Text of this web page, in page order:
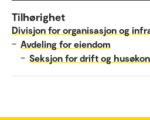
Tilhørighet
Divisjon for organisasjon og
– Avdeling for eiendom
– Seksjon for drift og